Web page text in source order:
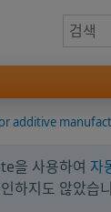
additive
을 사용하여 자
하지도 않았습